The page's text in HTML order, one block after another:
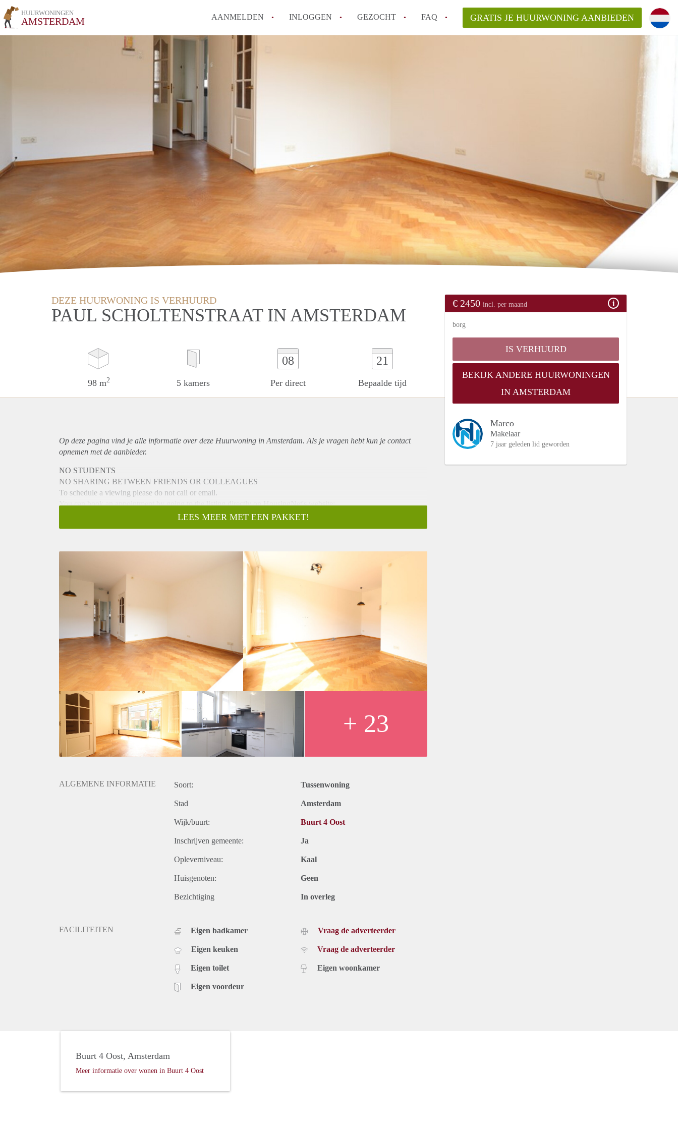
HUURWONINGEN
AMSTERDAM AANMELDEN INLOGGEN GEZOCHT FAQ GRATIS JE HUURWONING AANBIEDEN
DEZE HUURWONING IS VERHUURD
PAUL SCHOLTENSTRAAT IN AMSTERDAM
98 m2 5 kamers
08
Per direct
21
Bepaalde tijd
€ 2450 incl. per maand
borg
IS VERHUURD
BEKIJK ANDERE HUURWONINGEN
IN AMSTERDAM
Marco
Makelaar
7 jaar geleden lid geworden
Op deze pagina vind je alle informatie over deze Huurwoning in Amsterdam. Als je vragen hebt kun je contact
opnemen met de aanbieder.
NO STUDENTS
NO SHARING BETWEEN FRIENDS OR COLLEAGUES
To schedule a viewing please do not call or email.
You can book an appointment by going to the listing directly on HousingNet's website:
-> Click on the listing you are interested in
This property is 98m2, has 3 bedrooms, a garden and there is a playground in front of the house. The living room
has a lot of light.
The house is easy to reach by public transport and by car. The area is very child friendly.
- Available from 22-05-2023 for a maximum of 24 months (modelcontract B)
- 3 bedrooms (perfect for a couple or family) NO SHARING BETWEEN FRIENDS OR COLLEAGUES
- Livingroom with fully equipped kitchen
- Unfurnished but with flooring etc
- Bathroom with bathtub, shower and sink
- Separate toilet
- Laundry room
- Close to public transport
- Registration possible
- Lots of storage space
- Pets are negotiable
Rental price € 2450,- excluding utilities
Deposit equal to 2 months rent
LEES MEER MET EEN PAKKET!
+ 23
ALGEMENE INFORMATIE Soort: Tussenwoning
Stad Amsterdam
Wijk/buurt: Buurt 4 Oost
Inschrijven gemeente: Ja
Opleverniveau: Kaal
Huisgenoten: Geen
Bezichtiging In overleg
FACILITEITEN Eigen badkamer
Eigen keuken
Eigen toilet
Eigen voordeur
Vraag de adverteerder
Vraag de adverteerder
Eigen woonkamer
Buurt 4 Oost, Amsterdam
Meer informatie over wonen in Buurt 4 Oost